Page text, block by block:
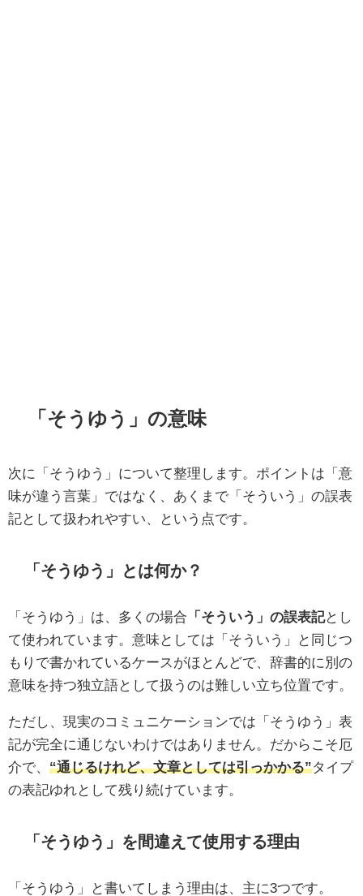
「そうゆう」の意味
次に「そうゆう」について整理します。ポイントは「意
味が違う言葉」ではなく、あくまで「そういう」の誤表
記として扱われやすい、という点です。
「そうゆう」とは何か？
「そうゆう」は、多くの場合 「そういう」の誤表記とし
て使われています。意味としては「そういう」と同じつ
もりで書かれているケースがほとんどで、辞書的に別の
意味を持つ独立語として扱うのは難しい立ち位置です。
ただし、現実のコミュニケーションでは「そうゆう」表
記が完全に通じないわけではありません。だからこそ厄
介で、 “通じるけれど、文章としては引っかかる”タイプ
の表記ゆれとして残り続けています。
「そうゆう」を間違えて使用する理由
「そうゆう」と書いてしまう理由は、主に3つです。